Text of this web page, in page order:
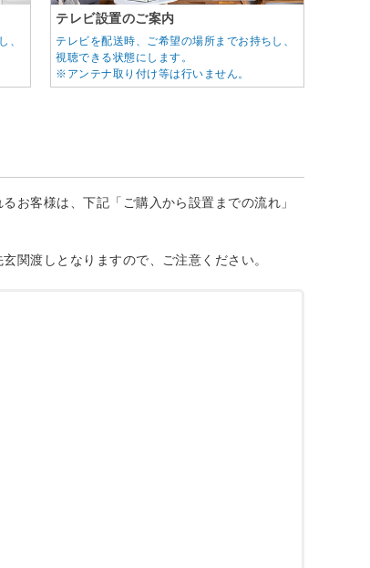
、
テレビ設置のご案内
テレビを配送時、ご希望の場所までお持ちし、
視聴できる状態にします。
※アンテナ取り付け等は行いません。
お客様は、下記「ご購入から設置までの流れ」
関渡しとなりますので、ご注意ください。